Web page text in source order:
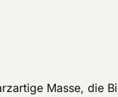
Masse, die